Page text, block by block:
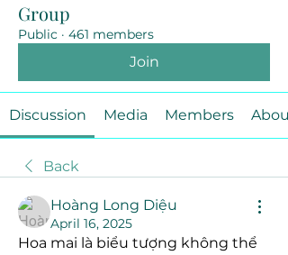
Group
Public · 461 members
Join
Discussion Media Members About
Back
Hoàng Long Diệu
April 16, 2025
Hoa mai là biểu tượng không thể